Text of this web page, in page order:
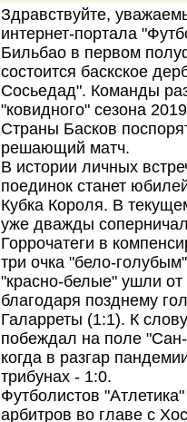
Здравствуйте,
интернет-портала
Бильбао в первом
состоится баскское
Сосьедад". Команды
"ковидного" сезона
Страны Басков
решающий матч.
В истории личных
поединок станет
Кубка Короля. В
уже дважды
Горрочатеги в
три очка "бело-
"красно-белые" ушли
благодаря позднему
Галарреты (1:1). К
побеждал на поле
когда в разгар
трибунах - 1:0.
Футболистов
арбитров во главе с